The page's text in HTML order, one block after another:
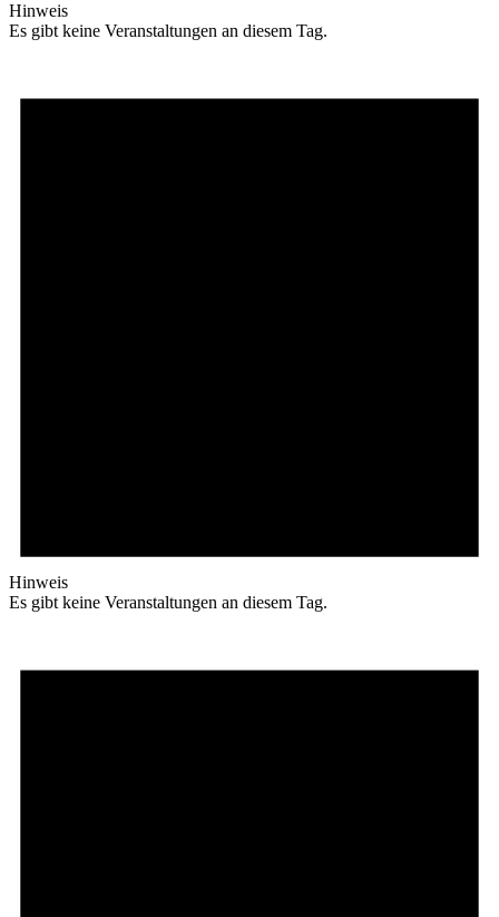
Hinweis
Es gibt keine Veranstaltungen an diesem Tag.
Hinweis
Es gibt keine Veranstaltungen an diesem Tag.